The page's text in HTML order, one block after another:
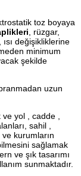
toz boyaya
, rüzgar,
değişikliklerine
minimum
şekilde
uzun
yol , cadde ,
sahil ,
ve kurumların
sağlamak
ve şık tasarımı
sunmaktadır.